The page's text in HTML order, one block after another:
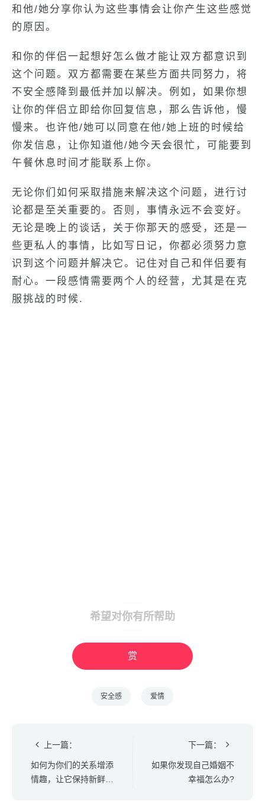
和他/她分享你认为这些事情会让你产生这些感觉
的原因。
和你的伴侣一起想好怎么做才能让双方都意识到
这个问题。双方都需要在某些方面共同努力，将
不安全感降到最低并加以解决。例如，如果你想
让你的伴侣立即给你回复信息，那么告诉他，慢
慢来。也许他/她可以同意在他/她上班的时候给
你发信息，让你知道他/她今天会很忙，可能要到
午餐休息时间才能联系上你。
无论你们如何采取措施来解决这个问题，进行讨
论都是至关重要的。否则，事情永远不会变好。
无论是晚上的谈话，关于你那天的感受，还是一
些更私人的事情，比如写日记，你都必须努力意
识到这个问题并解决它。记住对自己和伴侣要有
耐心。一段感情需要两个人的经营，尤其是在克
服挑战的时候.
希望对你有所帮助
赏
安全感 爱情
上一篇：
如何为你们的关系增添
情趣，让它保持新鲜和
下一篇：
如果你发现自己婚姻不
幸福怎么办?